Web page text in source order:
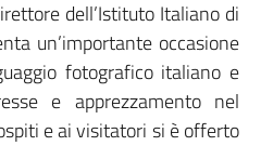
dell’Istituto Italiano di
un’importante occasione
fotografico italiano e
e apprezzamento nel
e ai visitatori si è offerto